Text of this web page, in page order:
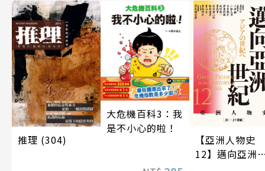
推理 (304)
大危機百科3：我
是不小心的啦！
【亞洲人物史
12】邁向亞洲